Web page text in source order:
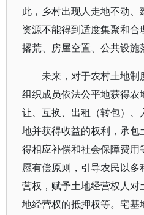
此，乡村出现人走地不动
资源不能得到适度集聚和
撂荒、房屋空置、公共设施
未来，对于农村土地
组织成员依法公平地获得
让、互换、出租（转包）
地并获得收益的权利，承
得相应补偿和社会保障费用
愿有偿原则，引导农民以
营权，赋予土地经营权人
地经营权的抵押权等。宅